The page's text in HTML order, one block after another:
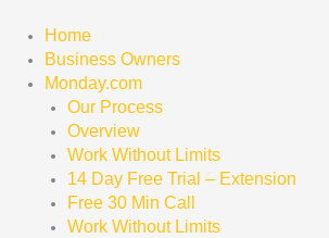
Home
Business Owners
Monday.com
Our Process
Overview
Work Without Limits
14 Day Free Trial – Extension
Free 30 Min Call
Work Without Limits